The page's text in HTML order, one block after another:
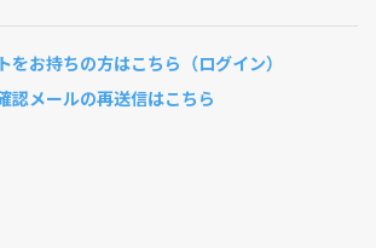
をお持ちの方はこちら（ログイン）
認メールの再送信はこちら